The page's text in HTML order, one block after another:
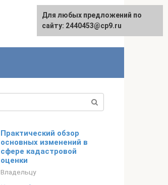
Практический обзор
основных изменений в
сфере кадастровой
оценки
Владельцу
Для любых предложений по
сайту: 2440453@cp9.ru